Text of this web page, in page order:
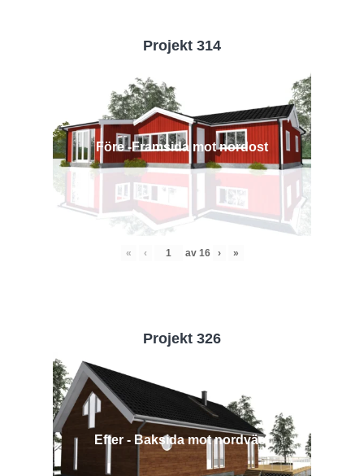
Projekt 314
Före -Framsida mot nordost
« ‹ av 16 › »
Projekt 326
Efter - Baksida mot nordväst